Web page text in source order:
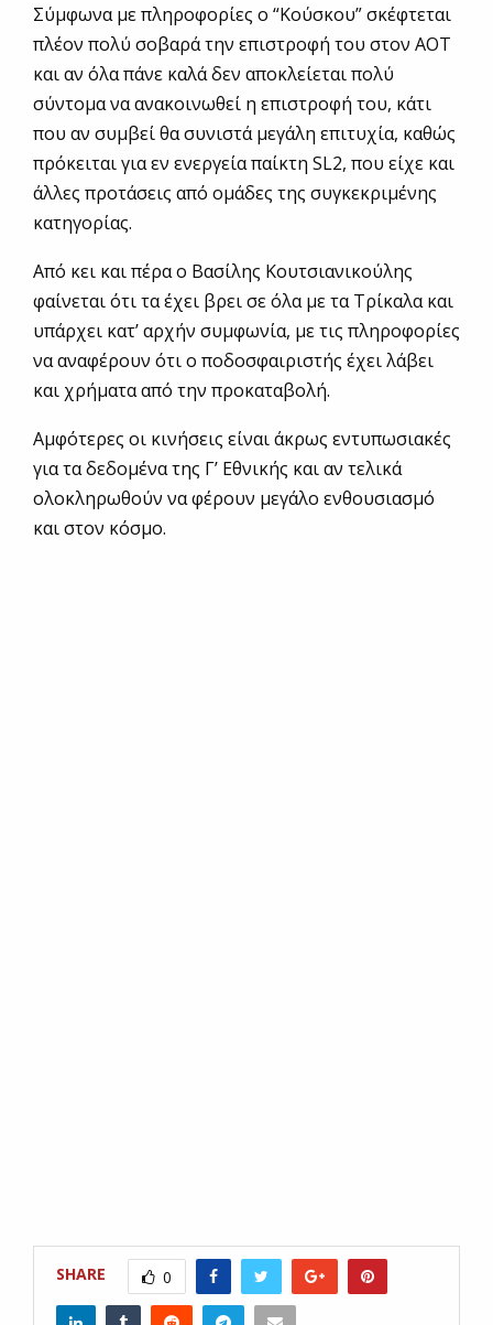
Σύμφωνα με πληροφορίες ο “Κούσκου” σκέφτεται
πλέον πολύ σοβαρά την επιστροφή του στον ΑΟΤ
και αν όλα πάνε καλά δεν αποκλείεται πολύ
σύντομα να ανακοινωθεί η επιστροφή του, κάτι
που αν συμβεί θα συνιστά μεγάλη επιτυχία, καθώς
πρόκειται για εν ενεργεία παίκτη SL2, που είχε και
άλλες προτάσεις από ομάδες της συγκεκριμένης
κατηγορίας.
Από κει και πέρα ο Βασίλης Κουτσιανικούλης
φαίνεται ότι τα έχει βρει σε όλα με τα Τρίκαλα και
υπάρχει κατ’ αρχήν συμφωνία, με τις πληροφορίες
να αναφέρουν ότι ο ποδοσφαιριστής έχει λάβει
και χρήματα από την προκαταβολή.
Αμφότερες οι κινήσεις είναι άκρως εντυπωσιακές
για τα δεδομένα της Γ’ Εθνικής και αν τελικά
ολοκληρωθούν να φέρουν μεγάλο ενθουσιασμό
και στον κόσμο.
SHARE 0